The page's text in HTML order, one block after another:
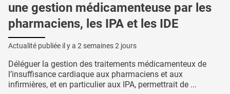
une gestion médicamenteuse par les
pharmaciens, les IPA et les IDE
Actualité publiée il y a 2 semaines 2 jours
Déléguer la gestion des traitements médicamenteux de
l’insuffisance cardiaque aux pharmaciens et aux
infirmières, et en particulier aux IPA, permettrait de ...